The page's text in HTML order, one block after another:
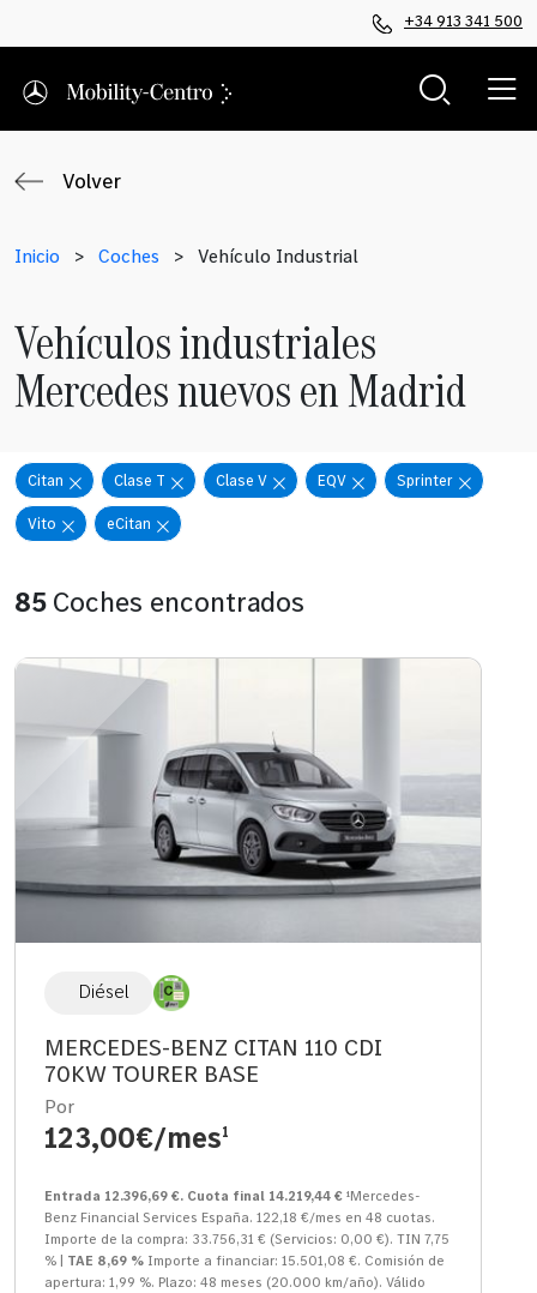
+34 913 341 500
Volver
Inicio > Coches > Vehículo Industrial
Vehículos industriales
Mercedes nuevos en Madrid
Citan Clase T Clase V EQV Sprinter
Vito eCitan
85Coches encontrados
Diésel
MERCEDES-BENZ CITAN 110 CDI
70KW TOURER BASE
Por
123,00€/mes1
Entrada 12.396,69 €. Cuota final 14.219,44 € ¹Mercedes-
Benz Financial Services España. 122,18 €/mes en 48 cuotas.
Importe de la compra: 33.756,31 € (Servicios: 0,00 €). TIN 7,75
% | TAE 8,69 % Importe a financiar: 15.501,08 €. Comisión de
apertura: 1,99 %. Plazo: 48 meses (20.000 km/año). Válido